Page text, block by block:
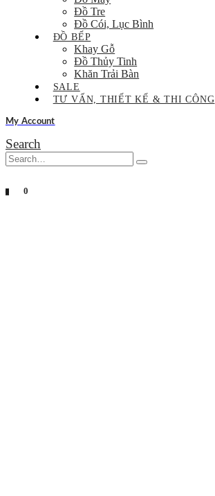
Đồ Tre
Đồ Cói, Lục Bình
ĐỒ BẾP
Khay Gỗ
Đồ Thủy Tinh
Khăn Trải Bàn
SALE
TƯ VẤN, THIẾT KẾ & THI CÔNG
My Account
Search
0 0